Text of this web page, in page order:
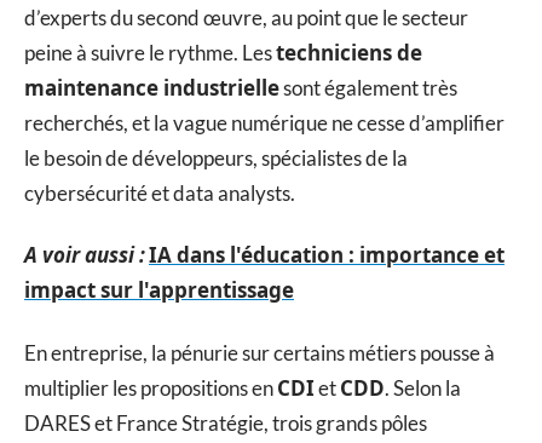
d’experts du second œuvre, au point que le secteur
peine à suivre le rythme. Lestechniciens de
maintenance industriellesont également très
recherchés, et la vague numérique ne cesse d’amplifier
le besoin de développeurs, spécialistes de la
cybersécurité et data analysts.
A voir aussi :IA dans l'éducation : importance et
impact sur l'apprentissage
En entreprise, la pénurie sur certains métiers pousse à
multiplier les propositions enCDIetCDD. Selon la
DARES et France Stratégie, trois grands pôles